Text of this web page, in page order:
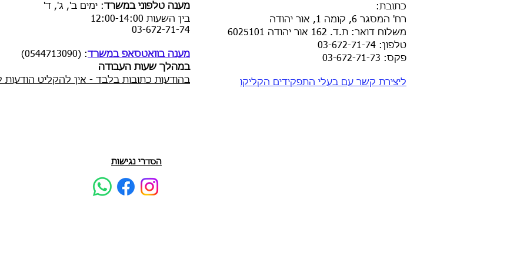
מענה טלפוני במשרד: ימים ב', ג', ד'
בין השעות 12:00-14:00
03-672-71-74
מענה בוואטסאפ במשרד: (0544713090)
במהלך שעות העבודה
בהודעות כתובות בלבד - אין להקליט הודעות
כתובת:
רח' המסגר 6, קומה 1, אור יהודה
משלוח דואר: ת.ד. 162 אור יהודה 6025101
טלפון: 03-672-71-74
פקס: 03-672-71-73​
ליצירת קשר עם בעלי התפקידים הקליקו
הסדרי נגישות